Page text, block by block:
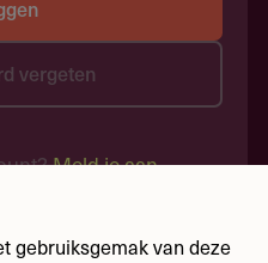
vergeten
Meld je aan
gebruiksgemak van deze